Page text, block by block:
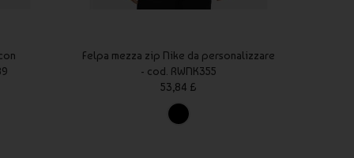
Felpa mezza zip Nike da personalizzare
- cod. RWNK355
53,84 £